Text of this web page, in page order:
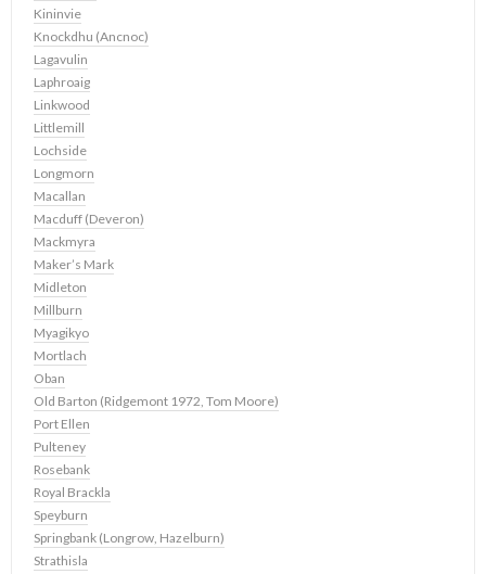
Kininvie
Knockdhu (Ancnoc)
Lagavulin
Laphroaig
Linkwood
Littlemill
Lochside
Longmorn
Macallan
Macduff (Deveron)
Mackmyra
Maker’s Mark
Midleton
Millburn
Myagikyo
Mortlach
Oban
Old Barton (Ridgemont 1972, Tom Moore)
Port Ellen
Pulteney
Rosebank
Royal Brackla
Speyburn
Springbank (Longrow, Hazelburn)
Strathisla